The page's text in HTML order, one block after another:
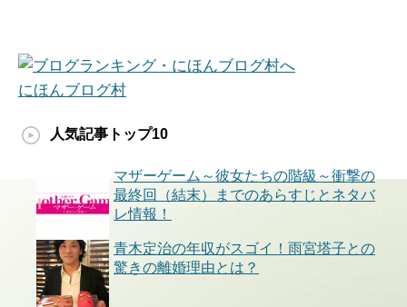
にほんブログ村
人気記事トップ10
マザーゲーム～彼女たちの階級～衝撃の
最終回（結末）までのあらすじとネタバ
レ情報！
青木定治の年収がスゴイ！雨宮塔子との
驚きの離婚理由とは？